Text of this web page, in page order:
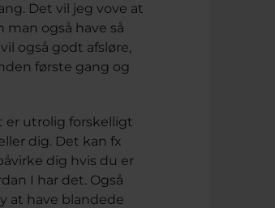
Det vil jeg vove at
også have så
også godt afsløre,
første gang og
er utrolig forskelligt
dig. Det kan fx
dig hvis du er
I har det. Også
at have blandede